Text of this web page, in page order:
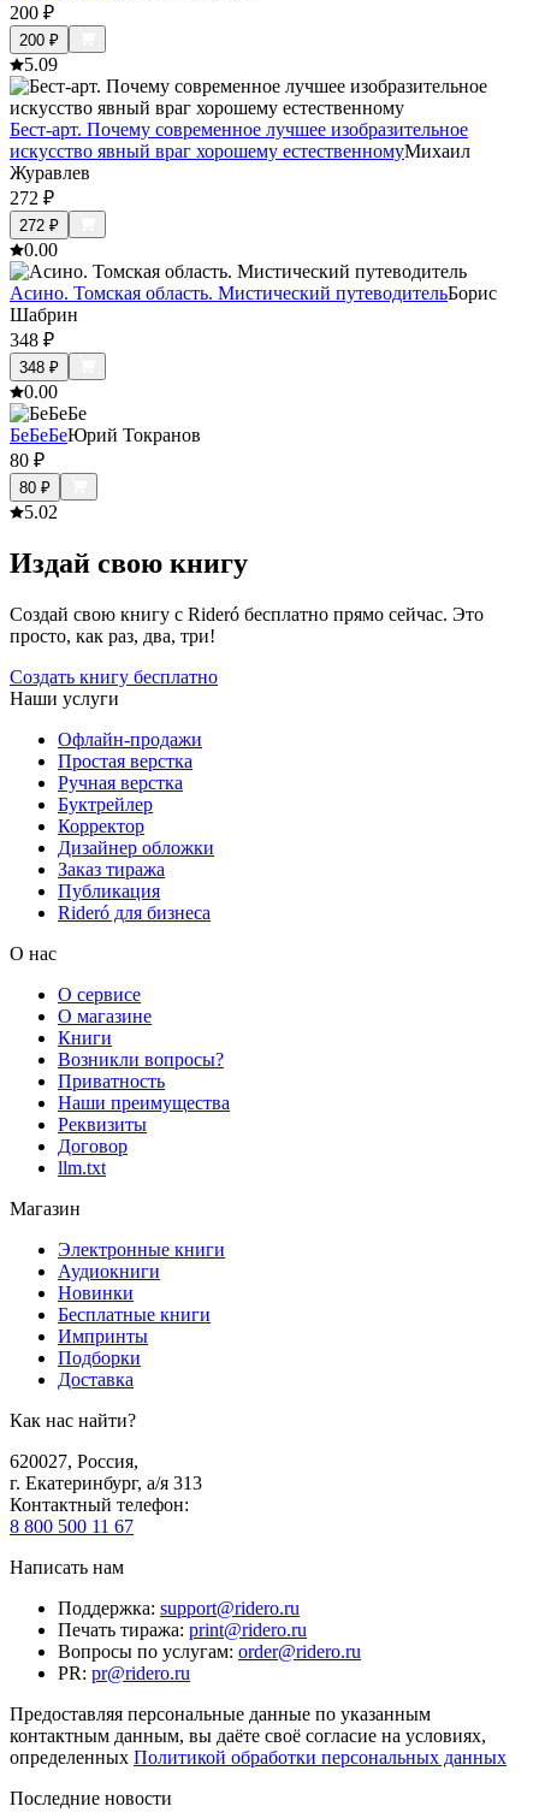
200 ₽
200 ₽
5.09
Бест-арт. Почему современное лучшее изобразительное
искусство явный враг хорошему естественномуМихаил
Журавлев
272 ₽
272 ₽
0.00
Асино. Томская область. Мистический путеводительБорис
Шабрин
348 ₽
348 ₽
0.00
БеБеБеЮрий Токранов
80 ₽
80 ₽
5.02
Издай свою книгу
Создай свою книгу с Rideró бесплатно прямо сейчас. Это
просто, как раз, два, три!
Создать книгу бесплатно
Наши услуги
Офлайн-продажи
Простая верстка
Ручная верстка
Буктрейлер
Корректор
Дизайнер обложки
Заказ тиража
Публикация
Rideró для бизнеса
О нас
О сервисе
О магазине
Книги
Возникли вопросы?
Приватность
Наши преимущества
Реквизиты
Договор
llm.txt
Магазин
Электронные книги
Аудиокниги
Новинки
Бесплатные книги
Импринты
Подборки
Доставка
Как нас найти?
620027, Россия,
г. Екатеринбург, а/я 313
Контактный телефон:
8 800 500 11 67
Написать нам
Поддержка: support@ridero.ru
Печать тиража: print@ridero.ru
Вопросы по услугам: order@ridero.ru
PR: pr@ridero.ru
Предоставляя персональные данные по указанным
контактным данным, вы даёте своё согласие на условиях,
определенных Политикой обработки персональных данных
Последние новости